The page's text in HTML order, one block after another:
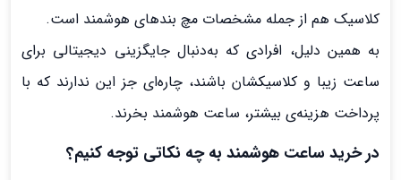
کلاسیک هم از جمله مشخصات مچ بندهای هوشمند است.
به همین دلیل، افرادی که به‌دنبال جایگزینی دیجیتالی برای
ساعت زیبا و کلاسیکشان باشند، چاره‌ای جز این ندارند که با
پرداخت هزینه‌‌ی بیشتر، ساعت هوشمند بخرند.
در خرید ساعت هوشمند به چه نکاتی توجه کنیم؟